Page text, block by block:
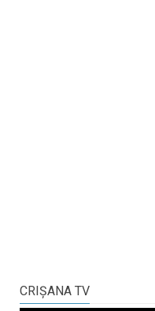
CRIŞANA TV